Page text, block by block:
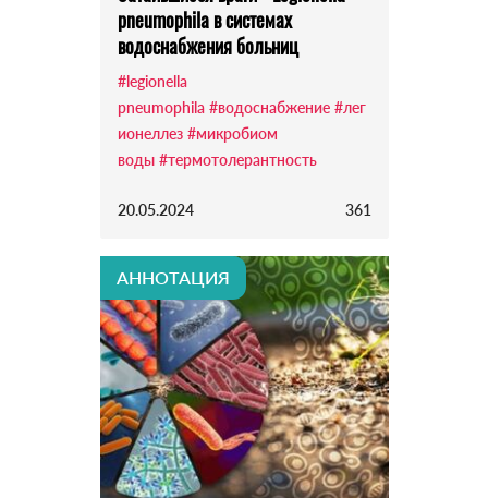
pneumophila в системах
водоснабжения больниц
#legionella
pneumophila #водоснабжение #лег
ионеллез #микробиом
воды #термотолерантность
20.05.2024 361
АННОТАЦИЯ